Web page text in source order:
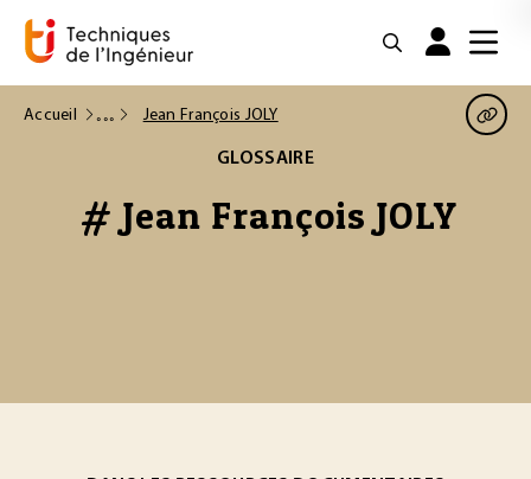
Accueil Jean François JOLY
GLOSSAIRE
# Jean François JOLY